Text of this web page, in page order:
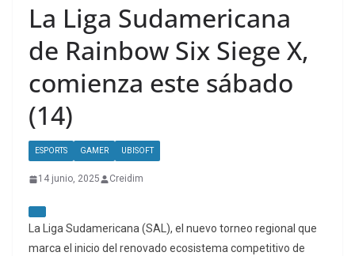
La Liga Sudamericana
de Rainbow Six Siege X,
comienza este sábado
(14)
ESPORTS GAMER UBISOFT
14 junio, 2025 Creidim
La Liga Sudamericana (SAL), el nuevo torneo regional que
marca el inicio del renovado ecosistema competitivo de